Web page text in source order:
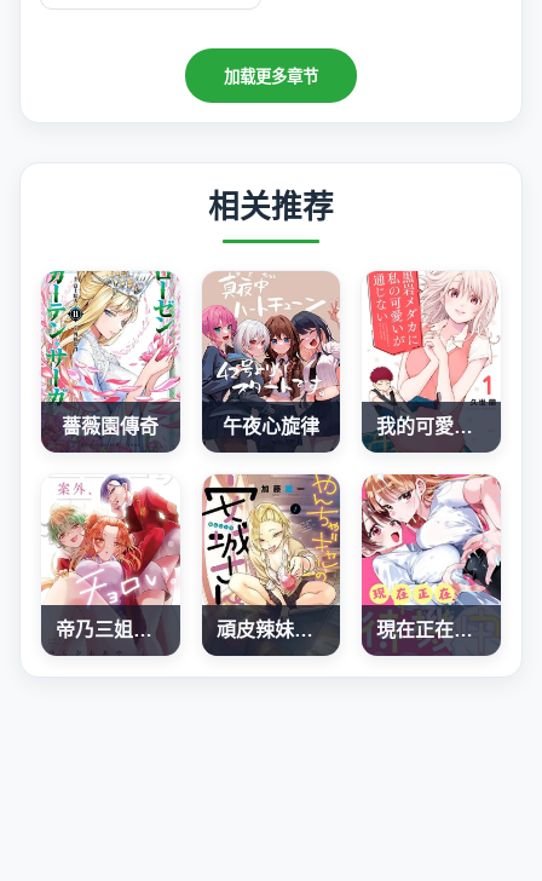
加载更多章节
相关推荐
薔薇園傳奇 午夜心旋律 我的可愛對黑岩目高不管用
帝乃三姐妹原來很好搞定 頑皮辣妹安城同學 現在正在待機中